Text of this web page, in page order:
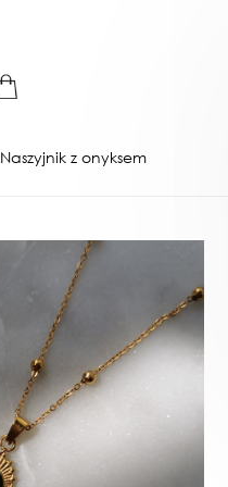
Naszyjnik z onyksem